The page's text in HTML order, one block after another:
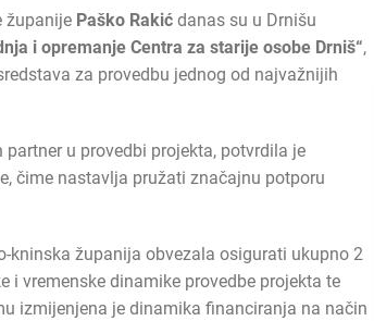
županije Paško Rakić danas su u Drnišu
i opremanje Centra za starije osobe Drniš“,
za provedbu jednog od najvažnijih
u provedbi projekta, potvrdila je
čime nastavlja pružati značajnu potporu
kninska županija obvezala osigurati ukupno 2
vremenske dinamike provedbe projekta te
izmijenjena je dinamika financiranja na način